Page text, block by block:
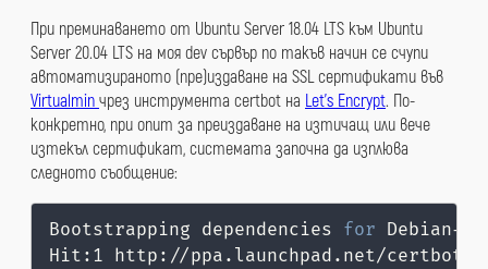
При преминаването от Ubuntu Server 18.04 LTS към Ubuntu
Server 20.04 LTS на моя dev сървър по такъв начин се счупи
автоматизираното (пре)издаване на SSL сертификати във
Virtualmin чрез инструмента certbot на Let’s Encrypt. По-
конкретно, при опит за преиздаване на изтичащ или вече
изтекъл сертификат, системата започна да изплюва
следното съобщение:
Bootstrapping dependencies for Debian-
Hit:1 http://ppa.launchpad.net/certbot/